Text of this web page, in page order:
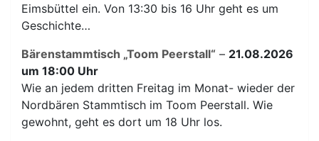
Eimsbüttel ein. Von 13:30 bis 16 Uhr geht es um
Geschichte…
Bärenstammtisch „Toom Peerstall“ – 21.08.2026
um 18:00 Uhr
Wie an jedem dritten Freitag im Monat- wieder der
Nordbären Stammtisch im Toom Peerstall. Wie
gewohnt, geht es dort um 18 Uhr los.